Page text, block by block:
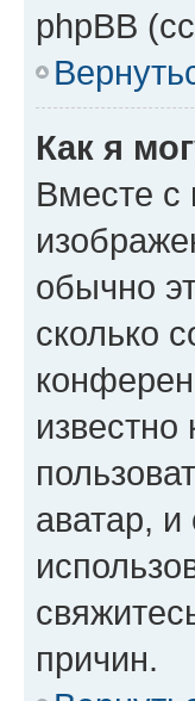
phpBB
Как я
Вместе с
обычно
сколько
аватар, и
причин.